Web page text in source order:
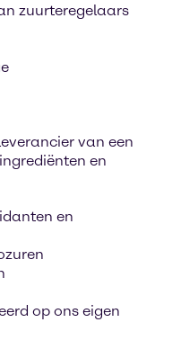
zuurteregelaars
van een
en
en
op ons eigen